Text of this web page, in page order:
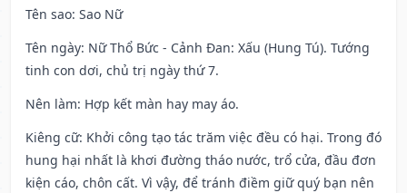
Tên sao: Sao Nữ
Tên ngày: Nữ Thổ Bức - Cảnh Đan: Xấu (Hung Tú). Tướng
tinh con dơi, chủ trị ngày thứ 7.
Nên làm: Hợp kết màn hay may áo.
Kiêng cữ: Khởi công tạo tác trăm việc đều có hại. Trong đó
hung hại nhất là khơi đường tháo nước, trổ cửa, đầu đơn
kiện cáo, chôn cất. Vì vậy, để tránh điềm giữ quý bạn nên